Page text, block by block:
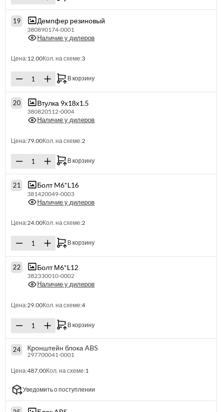
19 Демпфер резиновый
380890174-0001
Наличие у дилеров
Цена:12.00Кол. на схеме:3
В корзину
20 Втулка 9х18х1.5
380820512-0004
Наличие у дилеров
Цена:79.00Кол. на схеме:2
В корзину
21 Болт M6*L16
381420049-0003
Наличие у дилеров
Цена:24.00Кол. на схеме:2
В корзину
22 Болт М6*L12
382330010-0002
Наличие у дилеров
Цена:29.00Кол. на схеме:4
В корзину
24 Кронштейн блока ABS
297700041-0001
Цена:487.00Кол. на схеме:1
Уведомить о поступлении